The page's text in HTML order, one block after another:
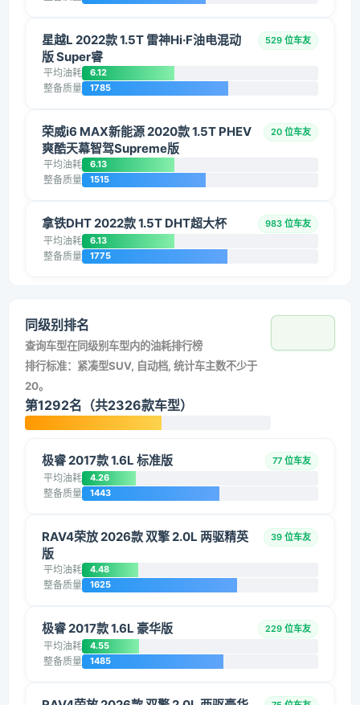
星越L 2022款 1.5T 雷神Hi·F油电混动
版 Super睿
529 位车友
平均油耗 6.12
整备质量 1785
荣威i6 MAX新能源 2020款 1.5T PHEV
爽酷天幕智驾Supreme版
20 位车友
平均油耗 6.13
整备质量 1515
拿铁DHT 2022款 1.5T DHT超大杯 983 位车友
平均油耗 6.13
整备质量 1775
同级别排名
查询车型在同级别车型内的油耗排行榜
排行标准：紧凑型SUV, 自动档, 统计车主数不少于
20。
第1292名（共2326款车型）
极睿 2017款 1.6L 标准版 77 位车友
平均油耗 4.26
整备质量 1443
RAV4荣放 2026款 双擎 2.0L 两驱精英
版
39 位车友
平均油耗 4.48
整备质量 1625
极睿 2017款 1.6L 豪华版 229 位车友
平均油耗 4.55
整备质量 1485